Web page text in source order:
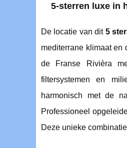
5-sterren luxe in
De locatie van dit 5
mediterrane klimaat en
de Franse Rivièra
filtersystemen en
harmonisch met de
Professioneel
Deze unieke